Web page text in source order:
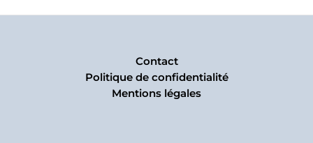
Contact
Politique de confidentialité
Mentions légales